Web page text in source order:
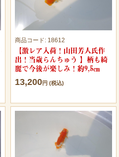
商品コード: 18612
【激レア入荷！山田芳人氏作
出！当歳らんちゅう 】柄も綺
麗で今後が楽しみ！約9,5㎝
13,200円 (税込)